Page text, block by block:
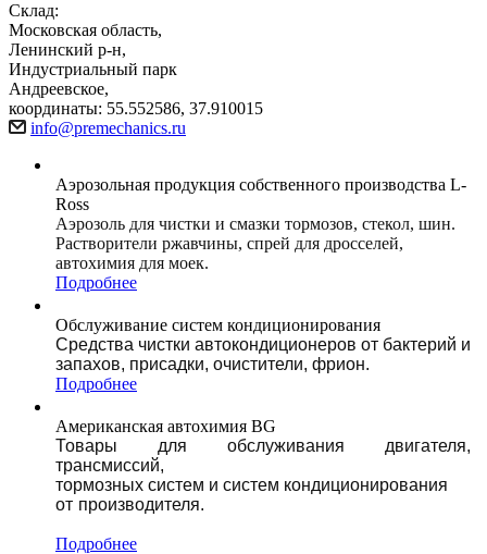
Склад:
Московская область,
Ленинский р-н,
Индустриальный парк
Андреевское,
координаты: 55.552586, 37.910015
info@premechanics.ru
Аэрозольная продукция собственного производства L-
Ross
Аэрозоль для чистки и смазки тормозов, стекол, шин.
Растворители ржавчины, спрей для дросселей,
автохимия для моек.
Подробнее
Обслуживание систем кондиционирования
Средства чистки автокондиционеров от бактерий и
запахов, присадки, очистители, фрион.
Подробнее
Американская автохимия BG
Товары для обслуживания двигателя,
трансмисcий,
тормозных систем и систем кондиционирования
от производителя.
Подробнее